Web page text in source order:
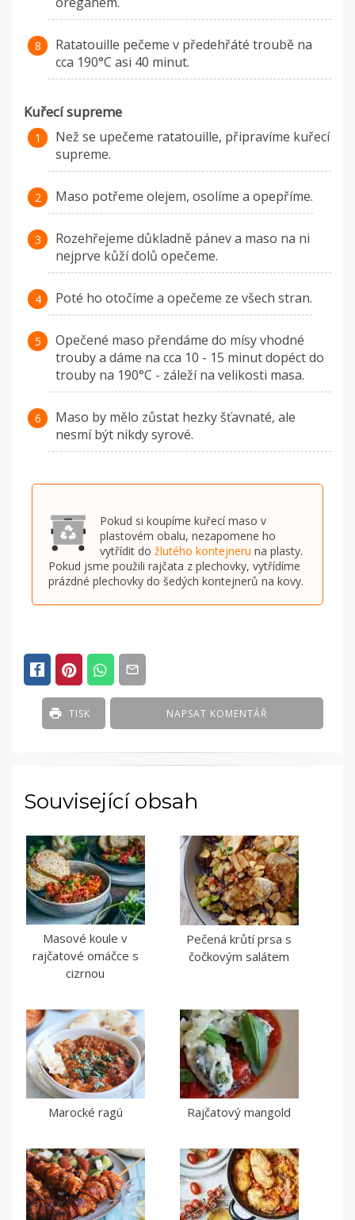
Ratatouille pečeme v předehřáté troubě na
cca 190°C asi 40 minut.
Kuřecí supreme
Než se upečeme ratatouille, připravíme kuřecí
supreme.
Maso potřeme olejem, osolíme a opepříme.
Rozehřejeme důkladně pánev a maso na ni
nejprve kůží dolů opečeme.
Poté ho otočíme a opečeme ze všech stran.
Opečené maso přendáme do mísy vhodné
trouby a dáme na cca 10 - 15 minut dopéct do
trouby na 190°C - záleží na velikosti masa.
Maso by mělo zůstat hezky šťavnaté, ale
nesmí být nikdy syrové.
Pokud si koupíme kuřecí maso v
plastovém obalu, nezapomene ho
vytřídit do žlutého kontejneru na plasty.
Pokud jsme použili rajčata z plechovky, vytřídíme
prázdné plechovky do šedých kontejnerů na kovy.
NAPSAT KOMENTÁŘ
TISK
Související obsah
Masové koule v
rajčatové omáčce s
cizrnou
Pečená krůtí prsa s
čočkovým salátem
Marocké ragú Rajčatový mangold